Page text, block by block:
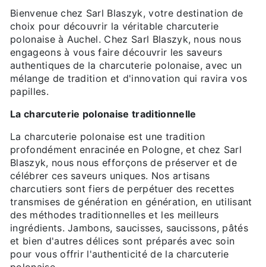
Bienvenue chez Sarl Blaszyk, votre destination de
choix pour découvrir la véritable charcuterie
polonaise à Auchel. Chez Sarl Blaszyk, nous nous
engageons à vous faire découvrir les saveurs
authentiques de la charcuterie polonaise, avec un
mélange de tradition et d'innovation qui ravira vos
papilles.
La charcuterie polonaise traditionnelle
La charcuterie polonaise est une tradition
profondément enracinée en Pologne, et chez Sarl
Blaszyk, nous nous efforçons de préserver et de
célébrer ces saveurs uniques. Nos artisans
charcutiers sont fiers de perpétuer des recettes
transmises de génération en génération, en utilisant
des méthodes traditionnelles et les meilleurs
ingrédients. Jambons, saucisses, saucissons, pâtés
et bien d'autres délices sont préparés avec soin
pour vous offrir l'authenticité de la charcuterie